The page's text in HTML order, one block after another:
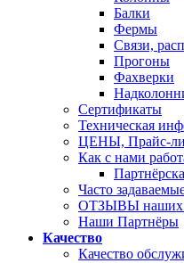
Балки
Фермы
Связи,
Прогоны
Фахверки
Сертификаты
Техническая
ЦЕНЫ, Прайс-
Как с нами
Часто
ОТЗЫВЫ наших
Наши Партнёры
Качество
Качество